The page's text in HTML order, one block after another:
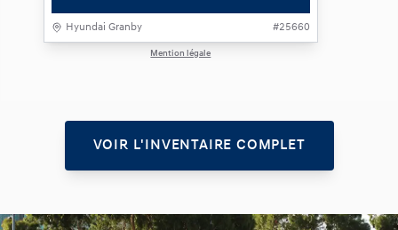
Hyundai Granby #25660
Mention légale
VOIR L'INVENTAIRE COMPLET